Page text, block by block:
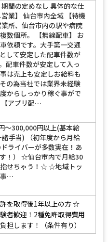
期間の定めなし 具体的な仕
業】 仙台市内全域 【待機
所、仙台市内の駅や病院
数個所。 【無線配車】 お
依頼です。大手第一交通
して安定した配車件数が
配車件数が安定して入っ
は売上も安定しお給料も
の為当社では業界未経験
からしっかり稼ぐ事がで
【アプリ配…
～300,000円以上(基本給
手当) （初年度から月給
ライバーが多数実在！あ
！） ☆仙台市内で月給30
せちゃう！☆ ☆地域トッ
事…
を取得後1年以上の方☆
者歓迎！2種免許取得費用
担します！（条件有り）